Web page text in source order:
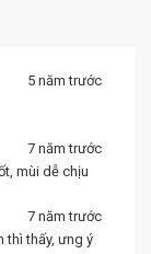
5 năm trước
7 năm trước
mùi dễ chịu
7 năm trước
thì thấy, ưng ý